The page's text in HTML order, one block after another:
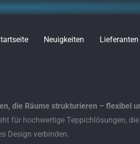
Neuigkeiten Lieferanten
die Räume strukturieren – flexibel
für hochwertige Teppichlösungen,
Design verbinden.